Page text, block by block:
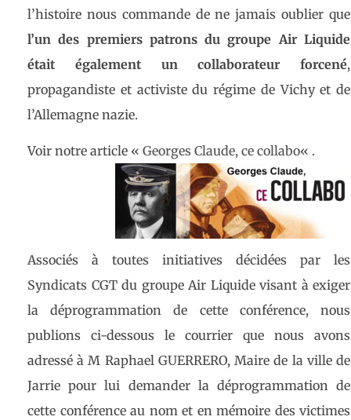
l’histoire nous commande de ne jamais oublier que
l’un des premiers patrons du groupe Air Liquide
était également un collaborateur forcené,
propagandiste et activiste du régime de Vichy et de
l’Allemagne nazie.
Voir notre article « Georges Claude, ce collabo« .
Associés à toutes initiatives décidées par les
Syndicats CGT du groupe Air Liquide visant à exiger
la déprogrammation de cette conférence, nous
publions ci-dessous le courrier que nous avons
adressé à M Raphael GUERRERO, Maire de la ville de
Jarrie pour lui demander la déprogrammation de
cette conférence au nom et en mémoire des victimes